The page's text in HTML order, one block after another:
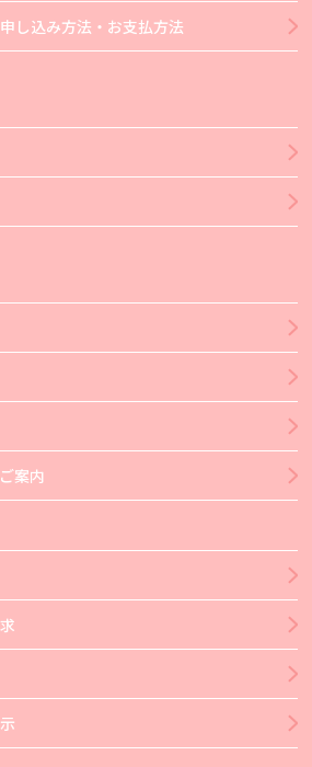
し込み方法・お支払方法
案内